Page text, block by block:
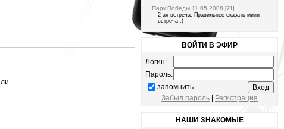
Парк Победы 11.05.2008 [21]
2-ая встреча. Правильнее сказать мини-
встреча :)
ВОЙТИ В ЭФИР
Логин:
Пароль:
запомнить
Забыл пароль
Регистрация
НАШИ ЗНАКОМЫЕ